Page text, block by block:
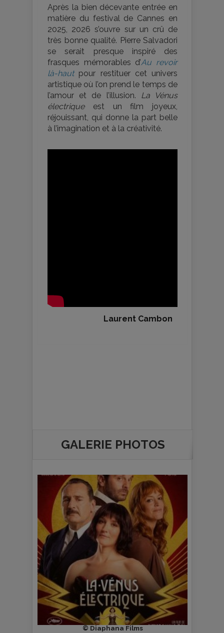
Après la bien décevante entrée en
matière du festival de Cannes en
2025, 2026 s’ouvre sur un crû de
très bonne qualité. Pierre Salvadori
se serait presque inspiré des
frasques mémorables d’Au revoir
là-hautpour restituer cet univers
artistique où l’on prend le temps de
l’amour et de l’illusion.
La Vénus
électriqueest un film joyeux,
réjouissant, qui donne la part belle
à l’imagination et à la créativité.
Laurent Cambon
GALERIE PHOTOS
© Diaphana Films